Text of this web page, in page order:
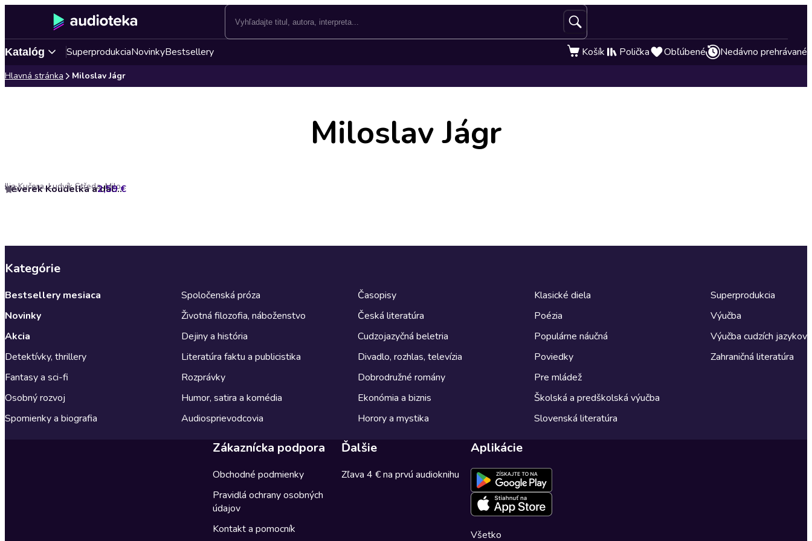
Katalóg SuperprodukciaNovinkyBestsellery Košík Polička Obľúbené Nedávno prehrávané
Hlavná stránka Miloslav Jágr
Miloslav Jágr
Veverek Koudelka a další dvě pohádky s Lubomírem LipskýmIlja Kučera, Ludvík Středa, Miloslav Jágr
5 2,59 €
Kategórie
Bestsellery mesiaca
Novinky
Akcia
Detektívky, thrillery
Fantasy a sci-fi
Osobný rozvoj
Spomienky a biografia
Spoločenská próza
Životná filozofia, náboženstvo
Dejiny a história
Literatúra faktu a publicistika
Rozprávky
Humor, satira a komédia
Audiosprievodcovia
Časopisy
Česká literatúra
Cudzojazyčná beletria
Divadlo, rozhlas, televízia
Dobrodružné romány
Ekonómia a biznis
Horory a mystika
Klasické diela
Poézia
Populárne náučná
Poviedky
Pre mládež
Školská a predškolská výučba
Slovenská literatúra
Superprodukcia
Výučba
Výučba cudzích jazykov
Zahraničná literatúra
Zákaznícka podpora
Obchodné podmienky
Pravidlá ochrany osobných
údajov
Kontakt a pomocník
Ďalšie
Zľava 4 € na prvú audioknihu
Aplikácie
Všetko